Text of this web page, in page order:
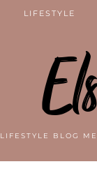
LIFESTYLE BLOG
LIFESTYLE